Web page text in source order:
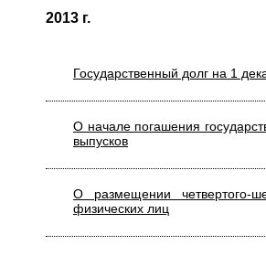
2013 г.
Государственный долг на 1
О начале погашения
выпусков
О размещении четвертого-
физических лиц